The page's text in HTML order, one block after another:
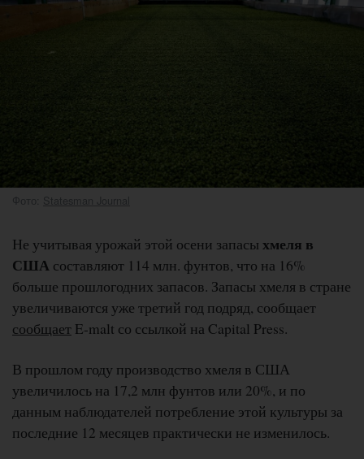
Фото: Statesman Journal
Не учитывая урожай этой осени запасы хмеля в
США составляют 114 млн. фунтов, что на 16%
больше прошлогодних запасов. Запасы хмеля в стране
увеличиваются уже третий год подряд, сообщает
сообщает E-malt со ссылкой на Capital Press.
В прошлом году производство хмеля в США
увеличилось на 17,2 млн фунтов или 20%, и по
данным наблюдателей потребление этой культуры за
последние 12 месяцев практически не изменилось.